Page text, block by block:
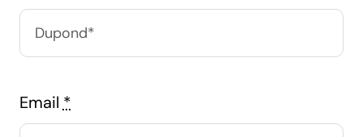
Email *